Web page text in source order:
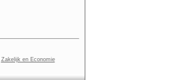
Zakelijk en Economie